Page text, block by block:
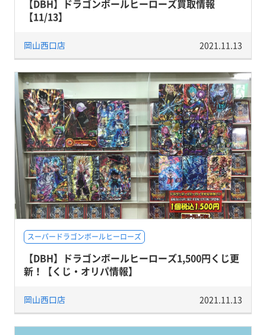
【DBH】ドラゴンボールヒーローズ買取情報
【11/13】
岡山西口店 2021.11.13
スーパードラゴンボールヒーローズ
【DBH】ドラゴンボールヒーローズ1,500円くじ更
新！【くじ・オリパ情報】
岡山西口店 2021.11.13